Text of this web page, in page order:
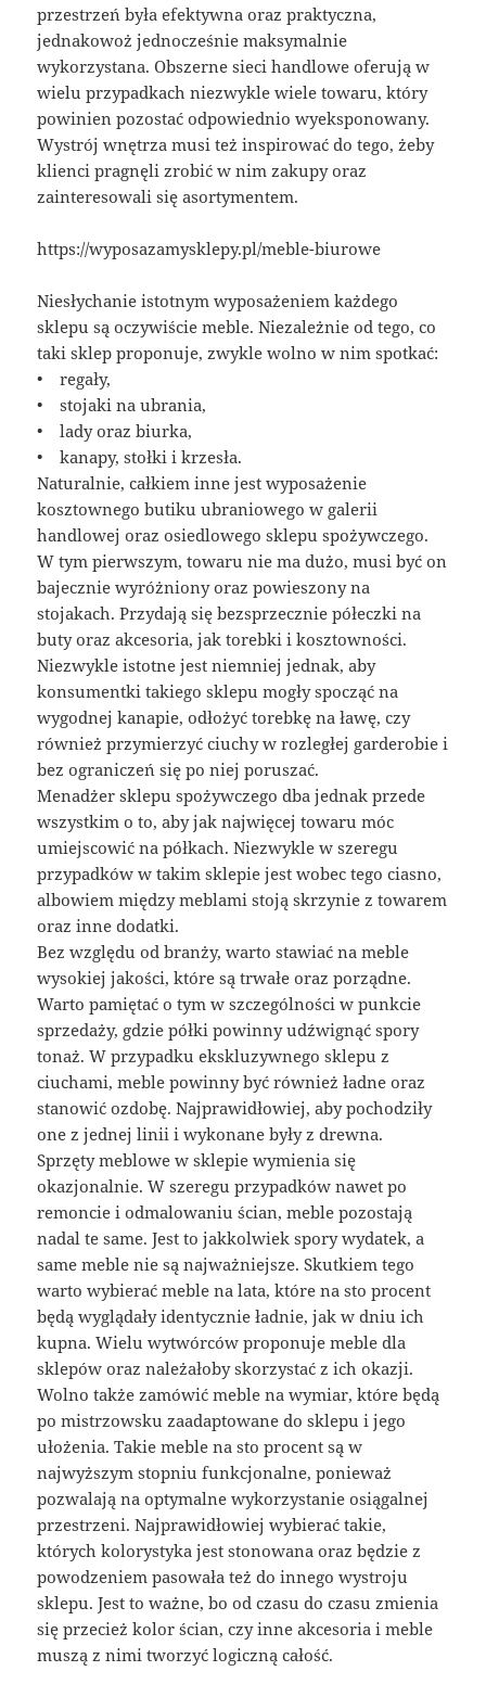
przestrzeń była efektywna oraz praktyczna,
jednakowoż jednocześnie maksymalnie
wykorzystana. Obszerne sieci handlowe oferują w
wielu przypadkach niezwykle wiele towaru, który
powinien pozostać odpowiednio wyeksponowany.
Wystrój wnętrza musi też inspirować do tego, żeby
klienci pragnęli zrobić w nim zakupy oraz
zainteresowali się asortymentem.
https://wyposazamysklepy.pl/meble-biurowe
Niesłychanie istotnym wyposażeniem każdego
sklepu są oczywiście meble. Niezależnie od tego, co
taki sklep proponuje, zwykle wolno w nim spotkać:
• regały,
• stojaki na ubrania,
• lady oraz biurka,
• kanapy, stołki i krzesła.
Naturalnie, całkiem inne jest wyposażenie
kosztownego butiku ubraniowego w galerii
handlowej oraz osiedlowego sklepu spożywczego.
W tym pierwszym, towaru nie ma dużo, musi być on
bajecznie wyróżniony oraz powieszony na
stojakach. Przydają się bezsprzecznie półeczki na
buty oraz akcesoria, jak torebki i kosztowności.
Niezwykle istotne jest niemniej jednak, aby
konsumentki takiego sklepu mogły spocząć na
wygodnej kanapie, odłożyć torebkę na ławę, czy
również przymierzyć ciuchy w rozległej garderobie i
bez ograniczeń się po niej poruszać.
Menadżer sklepu spożywczego dba jednak przede
wszystkim o to, aby jak najwięcej towaru móc
umiejscowić na półkach. Niezwykle w szeregu
przypadków w takim sklepie jest wobec tego ciasno,
albowiem między meblami stoją skrzynie z towarem
oraz inne dodatki.
Bez względu od branży, warto stawiać na meble
wysokiej jakości, które są trwałe oraz porządne.
Warto pamiętać o tym w szczególności w punkcie
sprzedaży, gdzie półki powinny udźwignąć spory
tonaż. W przypadku ekskluzywnego sklepu z
ciuchami, meble powinny być również ładne oraz
stanowić ozdobę. Najprawidłowiej, aby pochodziły
one z jednej linii i wykonane były z drewna.
Sprzęty meblowe w sklepie wymienia się
okazjonalnie. W szeregu przypadków nawet po
remoncie i odmalowaniu ścian, meble pozostają
nadal te same. Jest to jakkolwiek spory wydatek, a
same meble nie są najważniejsze. Skutkiem tego
warto wybierać meble na lata, które na sto procent
będą wyglądały identycznie ładnie, jak w dniu ich
kupna. Wielu wytwórców proponuje meble dla
sklepów oraz należałoby skorzystać z ich okazji.
Wolno także zamówić meble na wymiar, które będą
po mistrzowsku zaadaptowane do sklepu i jego
ułożenia. Takie meble na sto procent są w
najwyższym stopniu funkcjonalne, ponieważ
pozwalają na optymalne wykorzystanie osiągalnej
przestrzeni. Najprawidłowiej wybierać takie,
których kolorystyka jest stonowana oraz będzie z
powodzeniem pasowała też do innego wystroju
sklepu. Jest to ważne, bo od czasu do czasu zmienia
się przecież kolor ścian, czy inne akcesoria i meble
muszą z nimi tworzyć logiczną całość.